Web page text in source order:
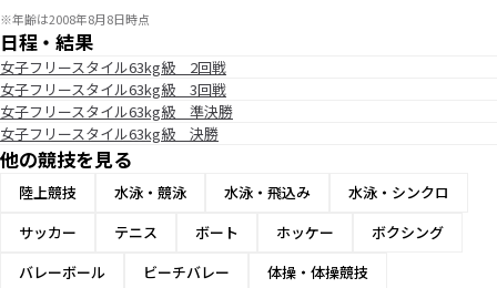
※年齢は2008年8月8日時点
日程・結果
女子フリースタイル63kg級 2回戦
女子フリースタイル63kg級 3回戦
女子フリースタイル63kg級 準決勝
女子フリースタイル63kg級 決勝
他の競技を見る
陸上競技 水泳・競泳 水泳・飛込み
水泳・シンクロ
サッカー
テニス ボート ホッケー
ボクシング
バレーボール
ビーチバレー
体操・体操競技